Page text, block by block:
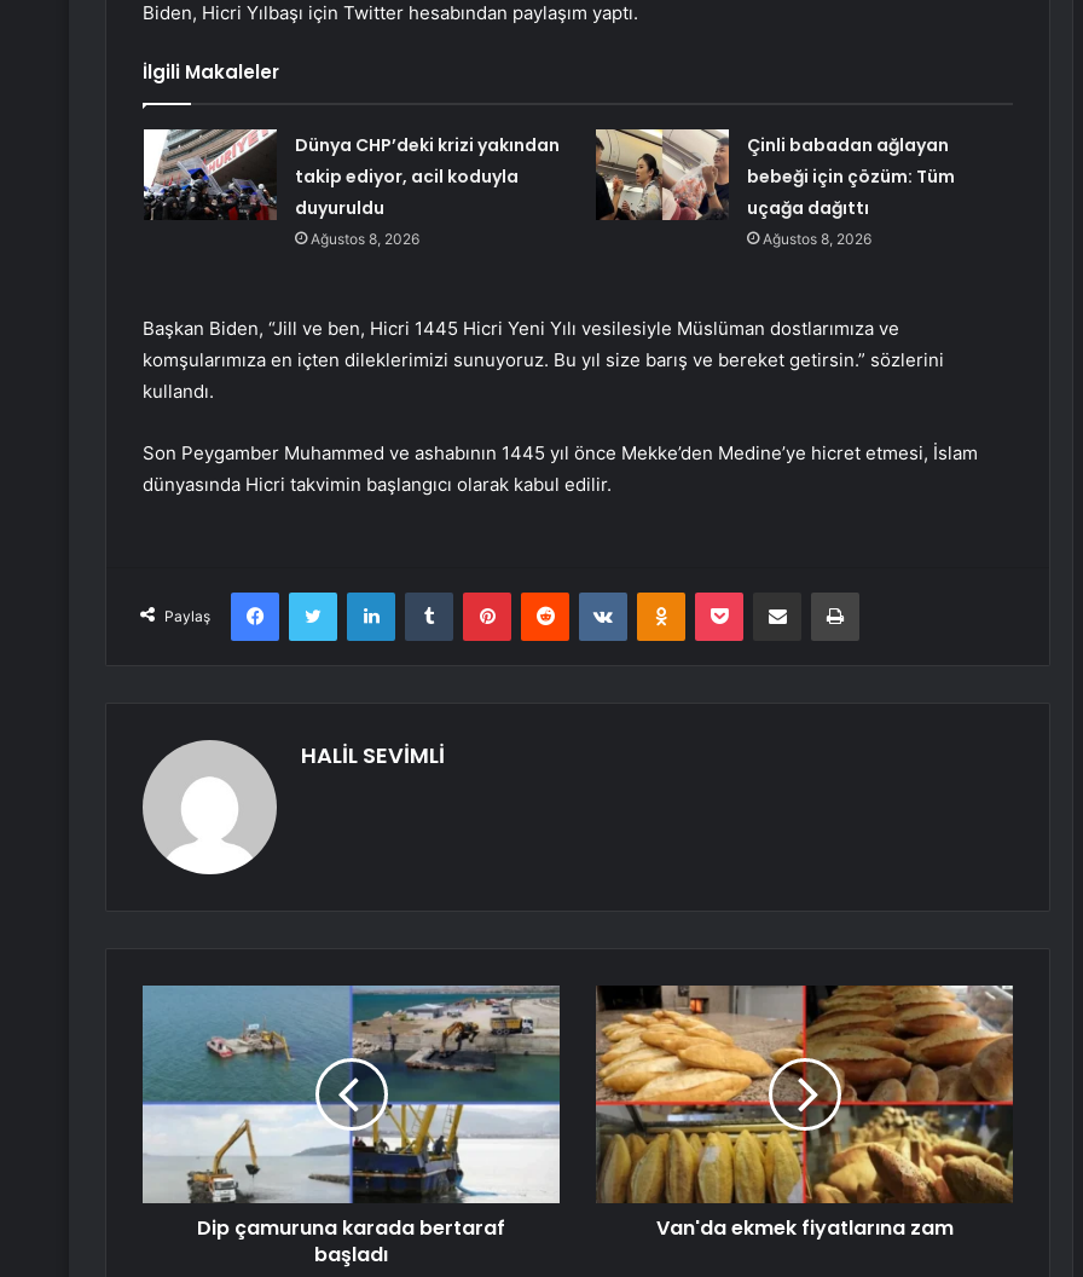
Biden, Hicri Yılbaşı için Twitter hesabından paylaşım yaptı.
İlgili Makaleler
Dünya CHP’deki krizi yakından
takip ediyor, acil koduyla
duyuruldu
Ağustos 8, 2026
Çinli babadan ağlayan
bebeği için çözüm: Tüm
uçağa dağıttı
Ağustos 8, 2026
Başkan Biden, “Jill ve ben, Hicri 1445 Hicri Yeni Yılı vesilesiyle Müslüman dostlarımıza ve
komşularımıza en içten dileklerimizi sunuyoruz. Bu yıl size barış ve bereket getirsin.” sözlerini
kullandı.
Son Peygamber Muhammed ve ashabının 1445 yıl önce Mekke’den Medine’ye hicret etmesi, İslam
dünyasında Hicri takvimin başlangıcı olarak kabul edilir.
Paylaş
FacebookTwitter LinkedInTumblr PinterestReddit VKontakteOdnoklassniki
Pocket E-Posta ile paylaş Yazdır
HALİL SEVİMLİ
Dip çamuruna karada bertaraf
başladı
Van'da ekmek fiyatlarına zam